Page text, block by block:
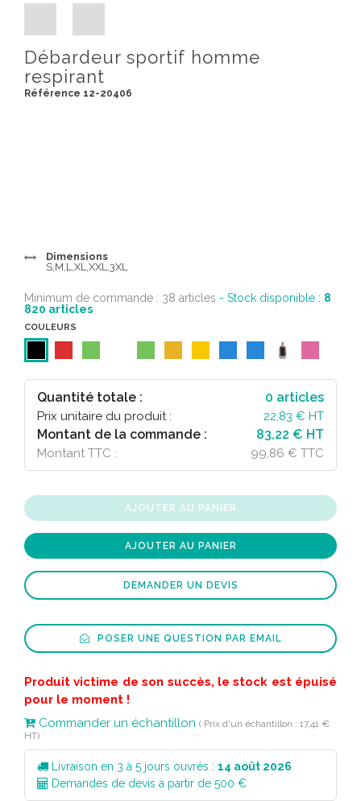
Débardeur sportif homme
respirant
Référence 12-20406
Dimensions
S,M,L,XL,XXL,3XL
Minimum de commande : 38 articles - Stock disponible : 8
820 articles
COULEURS
Quantité totale : 0 articles
Prix unitaire du produit : 22,83 € HT
Montant de la commande : 83,22 € HT
Montant TTC : 99,86 € TTC
AJOUTER AU PANIER
AJOUTER AU PANIER
DEMANDER UN DEVIS
POSER UNE QUESTION PAR EMAIL
Produit victime de son succès, le stock est épuisé
pour le moment !
Commander un échantillon ( Prix d'un échantillon : 17,41 €
HT)
Livraison en 3 à 5 jours ouvrés : 14 août 2026
Demandes de devis à partir de 500 €